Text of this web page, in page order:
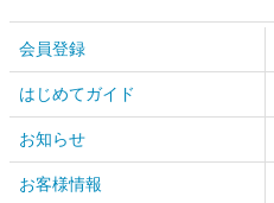
会員登録
はじめてガイド
お知らせ
お客様情報